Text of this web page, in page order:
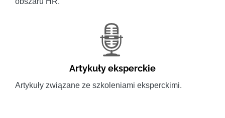
Artykuły eksperckie
Artykuły związane ze szkoleniami eksperckimi.